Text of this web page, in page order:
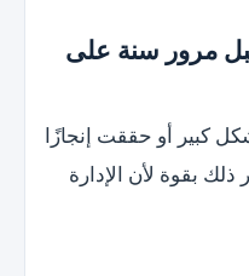
مرور سنة على
كبير أو حققت إنجازًا
ذلك بقوة لأن الإدارة